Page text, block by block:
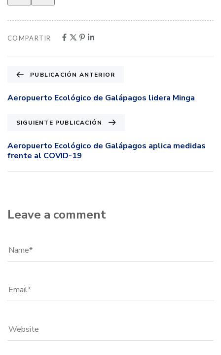
COMPARTIR
PUBLICACIÓN ANTERIOR
Aeropuerto Ecológico de Galápagos lidera Minga
SIGUIENTE PUBLICACIÓN
Aeropuerto Ecológico de Galápagos aplica medidas
frente al COVID-19
Leave a comment